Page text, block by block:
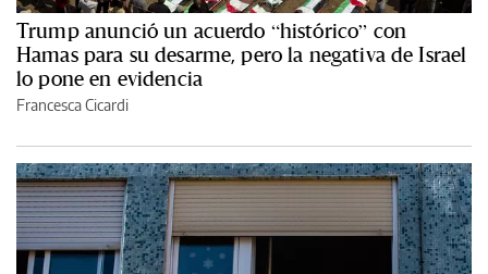
Trump anunció un acuerdo “histórico” con
Hamas para su desarme, pero la negativa de Israel
lo pone en evidencia
Francesca Cicardi